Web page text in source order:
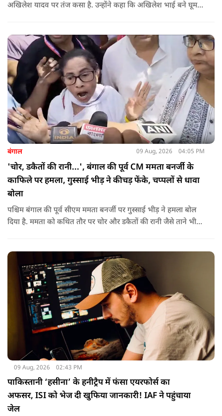
अखिलेश यादव पर तंज कसा है. उन्होंने कहा कि अखिलेश भाई बने घूम
बंगाल 09 Aug, 2026 04:05 PM
'चोर, डकैतों की रानी...', बंगाल की पूर्व CM ममता बनर्जी के
काफिले पर हमला, गुस्साई भीड़ ने कीचड़ फेंके, चप्पलों से धावा
बोला
पश्चिम बंगाल की पूर्व सीएम ममता बनर्जी पर गुस्साई भीड़ ने हमला बोल
दिया है. ममता को कथित तौर पर चोर और डकैतों की रानी जैसे ताने भी
09 Aug, 2026 02:43 PM
पाकिस्तानी ‘हसीना’ के हनीट्रैप में फंसा एयरफोर्स का
अफसर, ISI को भेज दी खुफिया जानकारी! IAF ने पहुंचाया
जेल